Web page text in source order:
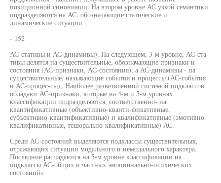
позиционной синонимии. На втором уровне АС узкой семантики
подразделяются на АС, обозначающие статические и
динамические ситуации
- 152
АС-стативы и АС-динамивы). На следующем, 3-м уровне, АС-ста-
тивы делятся на существительные, обозначающие признаки и
состояния (АС-признаки, АС-состояния), а АС-динамивы - на
существительные, называющие события и процессы (АС-события
и АС-процес-сы)„ Наиболее разветвленной системой подклассов
обладают АС-признаки, которые на 4-м и 5-м уровнях
классификации подразделяются, соответственно- на
квантификативные (объективно-кванти-фикативные,
субъективно-квантификативные) и квалификативные (эмотивно-
квалификативные, тешорально-квалификативные) АС.
Среди АС-состояний выделяются подклассы существительных,
отражающих ситуации модального и немодального характера.
Последние распадаются на 5-м уровне классификации на
подклассы АС-общих и частных эмоционально-психических
состояний»